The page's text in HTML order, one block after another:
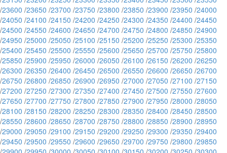
/23600 /23650 /23700 /23750 /23800 /23850 /23900 /23950 /24000
/24050 /24100 /24150 /24200 /24250 /24300 /24350 /24400 /24450
/24500 /24550 /24600 /24650 /24700 /24750 /24800 /24850 /24900
/24950 /25000 /25050 /25100 /25150 /25200 /25250 /25300 /25350
/25400 /25450 /25500 /25550 /25600 /25650 /25700 /25750 /25800
/25850 /25900 /25950 /26000 /26050 /26100 /26150 /26200 /26250
/26300 /26350 /26400 /26450 /26500 /26550 /26600 /26650 /26700
/26750 /26800 /26850 /26900 /26950 /27000 /27050 /27100 /27150
/27200 /27250 /27300 /27350 /27400 /27450 /27500 /27550 /27600
/27650 /27700 /27750 /27800 /27850 /27900 /27950 /28000 /28050
/28100 /28150 /28200 /28250 /28300 /28350 /28400 /28450 /28500
/28550 /28600 /28650 /28700 /28750 /28800 /28850 /28900 /28950
/29000 /29050 /29100 /29150 /29200 /29250 /29300 /29350 /29400
/29450 /29500 /29550 /29600 /29650 /29700 /29750 /29800 /29850